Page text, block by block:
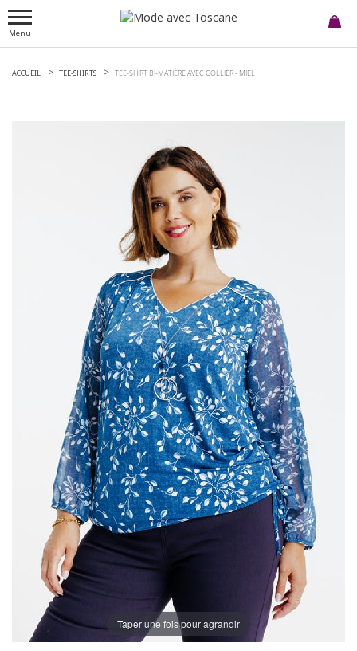
Menu
ACCUEIL TEE-SHIRTS TEE-SHIRT BI-MATIÈRE AVEC COLLIER - MIEL
Taper une fois pour agrandir